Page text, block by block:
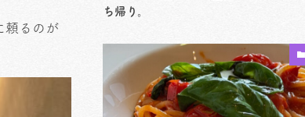
頼るのが
ち帰り。